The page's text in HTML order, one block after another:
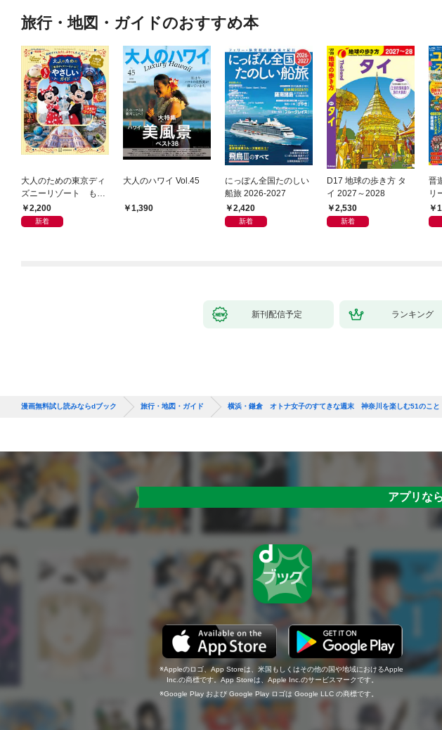
旅行・地図・ガイドのおすすめ本
大人のための東京ディ
ズニーリゾート もっ
とやさしいガイド
2,200
新着
大人のハワイ Vol.45
1,390
にっぽん全国たのしい
船旅 2026-2027
2,420
新着
D17 地球の歩き方 タ
イ 2027～2028
2,530
新着
晋
リ
サ
パ
新刊配信予定 ランキング
漫画無料試し読みならdブック 旅行・地図・ガイド 横浜・鎌倉 オトナ女子のすてきな週末 神奈川を楽しむ51のこと
アプリな
Appleのロゴ、App Storeは、米国もしくはその他の国や地域におけるApple
Inc.の商標です。App Storeは、Apple Inc.のサービスマークです。
Google Play および Google Play ロゴは Google LLC の商標です。